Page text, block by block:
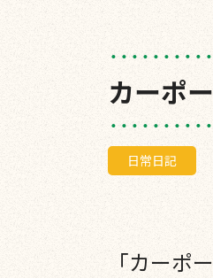
カーポ
日常日記
「カーポ